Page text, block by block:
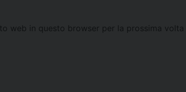
web in questo browser per la prossima